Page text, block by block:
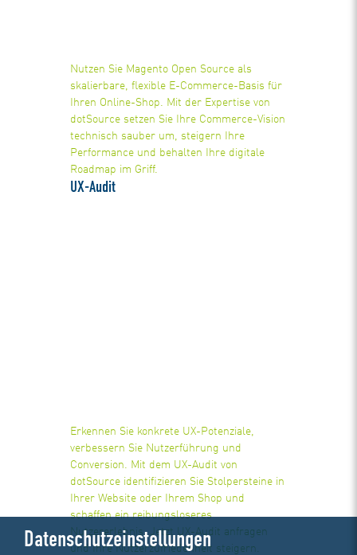
Nutzen Sie Magento Open Source als
skalierbare, flexible E-Commerce-Basis für
Ihren Online-Shop. Mit der Expertise von
dotSource setzen Sie Ihre Commerce-Vision
technisch sauber um, steigern Ihre
Performance und behalten Ihre digitale
Roadmap im Griff.
UX-Audit
Erkennen Sie konkrete UX-Potenziale,
verbessern Sie Nutzerführung und
Conversion. Mit dem UX-Audit von
dotSource identifizieren Sie Stolpersteine in
Ihrer Website oder Ihrem Shop und
schaffen ein reibungsloseres
Nutzererlebnis. Jetzt UX-Audit anfragen
und Ihre Nutzerzufriedenheit steigern.
Datenschutzeinstellungen